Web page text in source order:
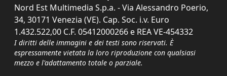
Nord Est Multimedia S.p.a. - Via Alessandro Poerio,
34, 30171 Venezia (VE). Cap. Soc. i.v. Euro
1.432.522,00 C.F. 05412000266 e REA VE-454332
I diritti delle immagini e dei testi sono riservati. È
espressamente vietata la loro riproduzione con qualsiasi
mezzo e l'adattamento totale o parziale.